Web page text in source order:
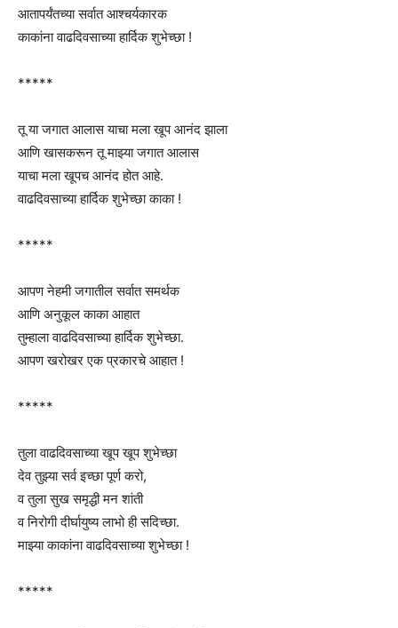
आतापर्यंतच्या सर्वात आश्चर्यकारक
काकांना वाढदिवसाच्या हार्दिक शुभेच्छा !
*****
तू या जगात आलास याचा मला खूप आनंद झाला
आणि खासकरून तू माझ्या जगात आलास
याचा मला खूपच आनंद होत आहे.
वाढदिवसाच्या हार्दिक शुभेच्छा काका !
*****
आपण नेहमी जगातील सर्वात समर्थक
आणि अनुकूल काका आहात
तुम्हाला वाढदिवसाच्या हार्दिक शुभेच्छा.
आपण खरोखर एक प्रकारचे आहात !
*****
तुला वाढदिवसाच्या खूप खूप शुभेच्छा
देव तुझ्या सर्व इच्छा पूर्ण करो,
व तुला सुख समृद्धी मन शांती
व निरोगी दीर्घायुष्य लाभो ही सदिच्छा.
माझ्या काकांना वाढदिवसाच्या शुभेच्छा !
*****